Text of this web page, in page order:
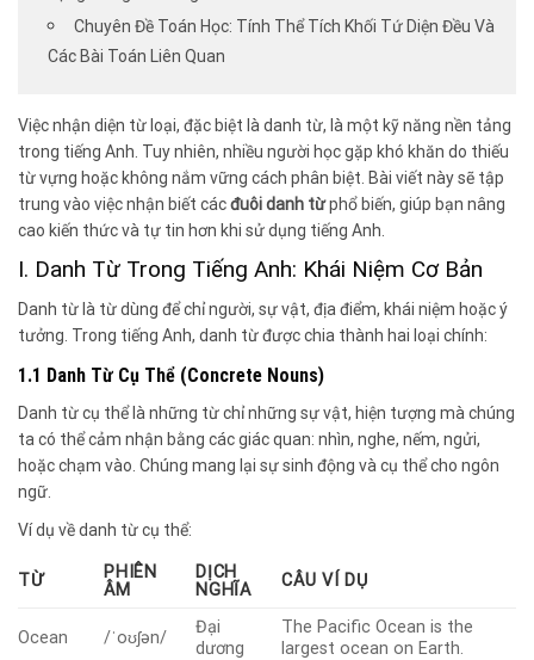
Chuyên Đề Toán Học: Tính Thể Tích Khối Tứ Diện Đều Và
Các Bài Toán Liên Quan
Việc nhận diện từ loại, đặc biệt là danh từ, là một kỹ năng nền tảng
trong tiếng Anh. Tuy nhiên, nhiều người học gặp khó khăn do thiếu
từ vựng hoặc không nắm vững cách phân biệt. Bài viết này sẽ tập
trung vào việc nhận biết cácđuôi danh từphổ biến, giúp bạn nâng
cao kiến thức và tự tin hơn khi sử dụng tiếng Anh.
I. Danh Từ Trong Tiếng Anh: Khái Niệm Cơ Bản
Danh từ là từ dùng để chỉ người, sự vật, địa điểm, khái niệm hoặc ý
tưởng. Trong tiếng Anh, danh từ được chia thành hai loại chính:
1.1 Danh Từ Cụ Thể (Concrete Nouns)
Danh từ cụ thể là những từ chỉ những sự vật, hiện tượng mà chúng
ta có thể cảm nhận bằng các giác quan: nhìn, nghe, nếm, ngửi,
hoặc chạm vào. Chúng mang lại sự sinh động và cụ thể cho ngôn
ngữ.
Ví dụ về danh từ cụ thể:
TỪ
PHIÊN
ÂM
DỊCH
NGHĨA
CÂU VÍ DỤ
Ocean /ˈoʊʃən/
Đại
dương
The Pacific Ocean is the
largest ocean on Earth.